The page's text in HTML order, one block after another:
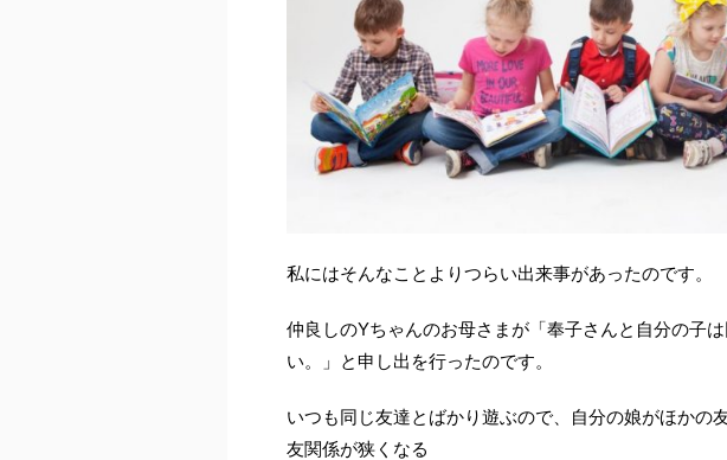
私にはそんなことよりつらい出来事があったのです。
仲良しのYちゃんのお母さまが「奉子さんと自分の子
い。」と申し出を行ったのです。
いつも同じ友達とばかり遊ぶので、自分の娘がほかの
友関係が狭くなる